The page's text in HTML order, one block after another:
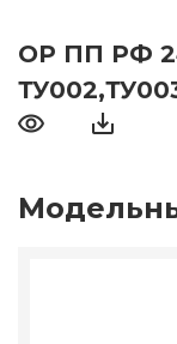
ОР ПП РФ